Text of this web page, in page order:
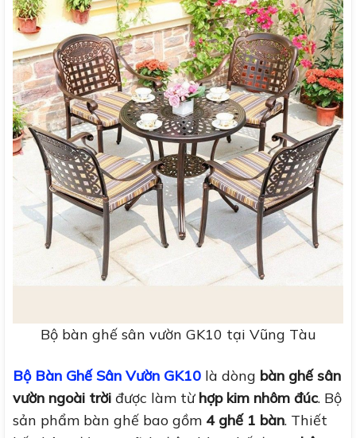
Bộ bàn ghế sân vườn GK10 tại Vũng Tàu
Bộ Bàn Ghế Sân Vườn GK10 là dòng bàn ghế sân
vườn ngoài trời được làm từ hợp kim nhôm đúc. Bộ
sản phẩm bàn ghế bao gồm 4 ghế 1 bàn. Thiết